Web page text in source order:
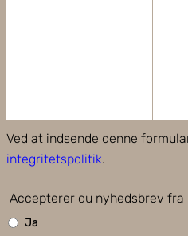
Ved at indsende denne
integritetspolitik.
Accepterer du nyhedsbrev fra
Ja